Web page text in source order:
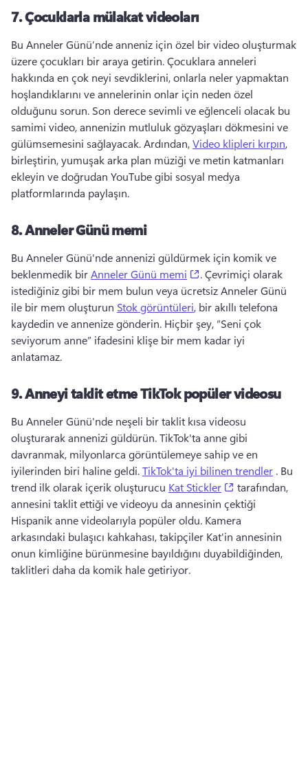
7.Çocuklarla mülakat videoları
Bu Anneler Günü’nde anneniz için özel bir video oluşturmak
üzere çocukları bir araya getirin. Çocuklara anneleri
hakkında en çok neyi sevdiklerini, onlarla neler yapmaktan
hoşlandıklarını ve annelerinin onlar için neden özel
olduğunu sorun. Son derece sevimli ve eğlenceli olacak bu
samimi video, annenizin mutluluk gözyaşları dökmesini ve
gülümsemesini sağlayacak. Ardından, Video klipleri kırpın,
birleştirin, yumuşak arka plan müziği ve metin katmanları
ekleyin ve doğrudan YouTube gibi sosyal medya
platformlarında paylaşın.
8.Anneler Günü memi
Bu Anneler Günü'nde annenizi güldürmek için komik ve
beklenmedik bir Anneler Günü memi (opens in a new tab)
. Çevrimiçi olarak
istediğiniz gibi bir mem bulun veya ücretsiz Anneler Günü
ile bir mem oluşturun Stok görüntüleri, bir akıllı telefona
kaydedin ve annenize gönderin. Hiçbir şey, “Seni çok
seviyorum anne” ifadesini klişe bir mem kadar iyi
anlatamaz.
9.Anneyi taklit etme TikTok popüler videosu
Bu Anneler Günü'nde neşeli bir taklit kısa videosu
oluşturarak annenizi güldürün. TikTok'ta anne gibi
davranmak, milyonlarca görüntülemeye sahip ve en
iyilerinden biri haline geldi. TikTok'ta iyi bilinen trendler . Bu
trend ilk olarak içerik oluşturucu Kat Stickler (opens in a
tarafından,
annesini taklit ettiği ve videoyu da annesinin çektiği
Hispanik anne videolarıyla popüler oldu. Kamera
arkasındaki bulaşıcı kahkahası, takipçiler Kat'in annesinin
onun kimliğine bürünmesine bayıldığını duyabildiğinden,
taklitleri daha da komik hale getiriyor.